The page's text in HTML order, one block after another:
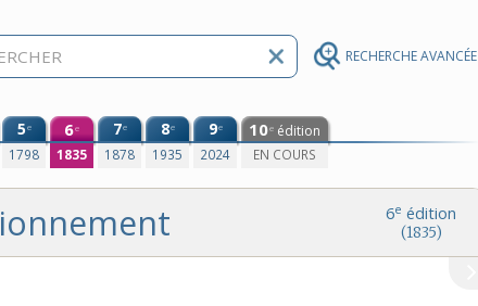
RECHERCHE AVANCÉE
5e
1798
6e
1835
7e
1878
8e
1935
9e
2024
10e édition
EN COURS
6e édition
(1835)